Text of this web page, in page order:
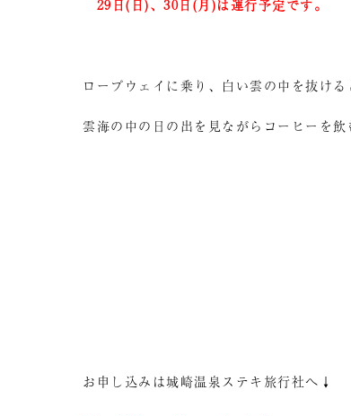
29日(日)、30日(月)は運行予定です。
ロープウェイに乗り、白い雲の中を抜け
雲海の中の日の出を見ながらコーヒーを
お申し込みは城崎温泉ステキ旅行社へ↓